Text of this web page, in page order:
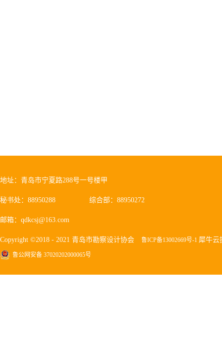
地址：青岛市宁夏路288号一号楼甲
秘书处：88950288 综合部：88950272
邮箱：qdkcsj@163.com
Copyright ©2018 - 2021 青岛市勘察设计协会 鲁ICP备13002669号-1 犀牛云
鲁公网安备 37020202000065号